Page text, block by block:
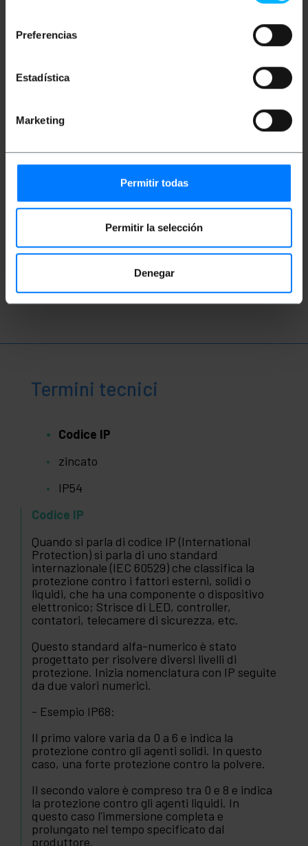
Preferencias
Estadística
Marketing
Permitir todas
Permitir la selección
Denegar
Termini tecnici
Codice IP
zincato
IP54
Codice IP
Quando si parla di codice IP (International
Protection) si parla di uno standard
internazionale (IEC 60529) che classifica la
protezione contro i fattori esterni, solidi o
liquidi, che ha una componente o dispositivo
elettronico; Strisce di LED, controller,
contatori, telecamere di sicurezza, etc.
Questo standard alfa-numerico è stato
progettato per risolvere diversi livelli di
protezione. Inizia nomenclatura con IP seguite
da due valori numerici.
- Esempio IP68:
Il primo valore varia da 0 a 6 e indica la
protezione contro gli agenti solidi. In questo
caso, una forte protezione contro la polvere.
Il secondo valore è compreso tra 0 e 8 e indica
la protezione contro gli agenti liquidi. In
questo caso l'immersione completa e
prolungato nel tempo specificato dal
produttore.